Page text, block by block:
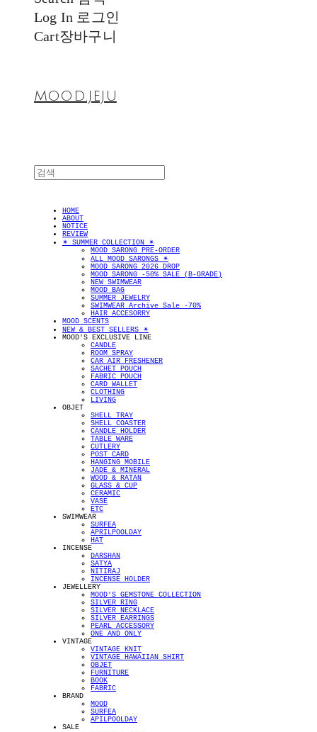
Log In 로그인
Cart장바구니
MOOD.JEJU
HOME
ABOUT
NOTICE
REVIEW
✴︎ SUMMER COLLECTION ✴︎
MOOD SARONG PRE-ORDER
ALL MOOD SARONGS ✴︎
MOOD SARONG 2026 DROP
MOOD SARONG -50% SALE (B-GRADE)
NEW SWIMWEAR
MOOD BAG
SUMMER JEWELRY
SWIMWEAR Archive Sale -70%
HAIR ACCESORRY
MOOD SCENTS
NEW & BEST SELLERS ✴︎
MOOD'S EXCLUSIVE LINE
CANDLE
ROOM SPRAY
CAR AIR FRESHENER
SACHET POUCH
FABRIC POUCH
CARD WALLET
CLOTHING
LIVING
OBJET
SHELL TRAY
SHELL COASTER
CANDLE HOLDER
TABLE WARE
CUTLERY
POST CARD
HANGING MOBILE
JADE & MINERAL
WOOD & RATAN
GLASS & CUP
CERAMIC
VASE
ETC
SWIMWEAR
SURFEA
APRILPOOLDAY
HAT
INCENSE
DARSHAN
SATYA
NITIRAJ
INCENSE HOLDER
JEWELLERY
MOOD'S GEMSTONE COLLECTION
SILVER RING
SILVER NECKLACE
SILVER EARRINGS
PEARL ACCESSORY
ONE AND ONLY
VINTAGE
VINTAGE KNIT
VINTAGE HAWAIIAN SHIRT
OBJET
FURNITURE
BOOK
FABRIC
BRAND
MOOD
SURFEA
APILPOOLDAY
SALE